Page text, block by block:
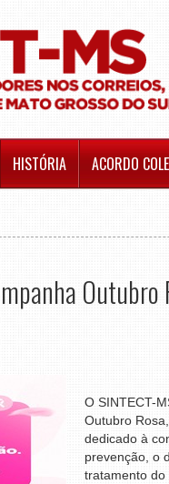
HISTÓRIA ACORDO
O SINTECT-
Outubro
dedicado à
prevenção, o
tratamento